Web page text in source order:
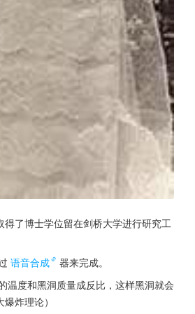
了博士学位留在剑桥大学进行研究工
语音合成
器来完成。
温度和黑洞质量成反比，这样黑洞就会
炸理论）